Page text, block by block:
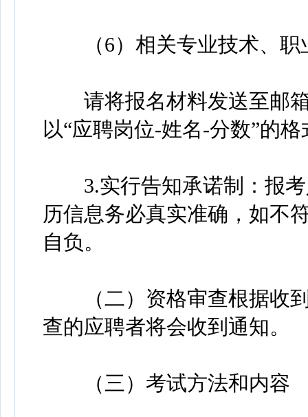
（6）相关专业技术、职
请将报名材料发送至邮箱
以“应聘岗位-姓名-分数”的
3.实行告知承诺制：报考
历信息务必真实准确，如不
自负。
（二）资格审查根据收到
查的应聘者将会收到通知。
（三）考试方法和内容